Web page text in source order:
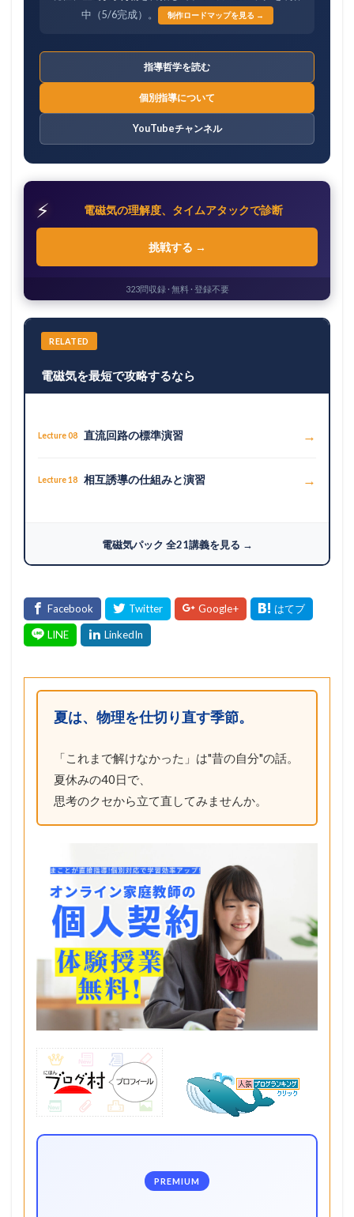
中（5/6完成）。
制作ロードマップを見る →
指導哲学を読む
個別指導について
YouTubeチャンネル
⚡ 電磁気の理解度、タイムアタックで診断
挑戦する →
323問収録 · 無料 · 登録不要
RELATED
電磁気を最短で攻略するなら
Lecture 08 直流回路の標準演習 →
Lecture 18 相互誘導の仕組みと演習 →
電磁気パック 全21講義を見る →
夏は、物理を仕切り直す季節。
「これまで解けなかった」は"昔の自分"の話。
夏休みの40日で、
思考のクセから立て直してみませんか。
PREMIUM